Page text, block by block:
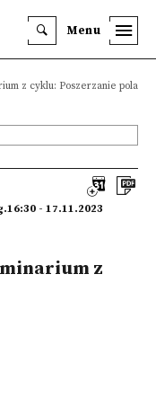
Menu
z cyklu: Poszerzanie pola
- 17.11.2023
z